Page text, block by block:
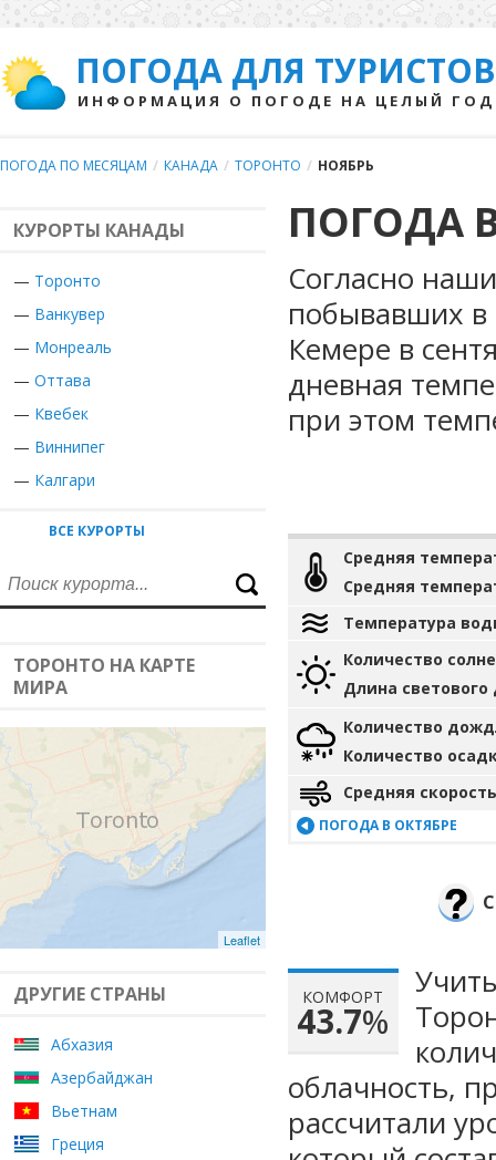
ПОГОДА ДЛЯ ТУРИСТОВ
ИНФОРМАЦИЯ О ПОГОДЕ НА ЦЕЛЫЙ ГОД
ПОГОДА ПО МЕСЯЦАМ / КАНАДА / ТОРОНТО / НОЯБРЬ
КУРОРТЫ КАНАДЫ
— Торонто
— Ванкувер
— Монреаль
— Оттава
— Квебек
— Виннипег
— Калгари
ВСЕ КУРОРТЫ
ТОРОНТО НА КАРТЕ
МИРА
Leaflet
ДРУГИЕ СТРАНЫ
Абхазия
Азербайджан
Вьетнам
Греция
ПОГОДА
Согласно
побывавших в
Кемере в
дневная
при этом
Средняя
Средняя
Температура
Количество
Длина светового
Количество
Количество
Средняя
ПОГОДА В ОКТЯБРЕ
КОМФОРТ
43.7%
облачность,
рассчитали